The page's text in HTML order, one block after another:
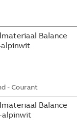
Balance
alpinwit
- Courant
Balance
alpinwit